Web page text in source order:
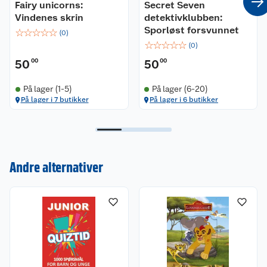
Fairy unicorns:
Vindenes skrin
☆☆☆☆☆ (0)
50 00
På lager (1-5)
På lager i 7 butikker
Secret Seven
detektivklubben:
Sporløst forsvunnet
☆☆☆☆☆ (0)
50 00
På lager (6-20)
På lager i 6 butikker
Andre alternativer
Om oss
Nyheter
Våre butikker
Våre merkevarer
Kontakt oss
Reklamasjon og garanti
Ofte stilte spørsmål